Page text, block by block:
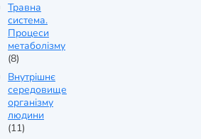
Травна
система.
Процеси
метаболізму
(8)
Внутрішнє
середовище
організму
людини
(11)